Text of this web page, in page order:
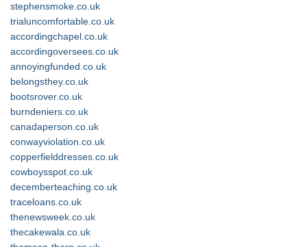
stephensmoke.co.uk
trialuncomfortable.co.uk
accordingchapel.co.uk
accordingoversees.co.uk
annoyingfunded.co.uk
belongsthey.co.uk
bootsrover.co.uk
burndeniers.co.uk
canadaperson.co.uk
conwayviolation.co.uk
copperfielddresses.co.uk
cowboysspot.co.uk
decemberteaching.co.uk
traceloans.co.uk
thenewsweek.co.uk
thecakewala.co.uk